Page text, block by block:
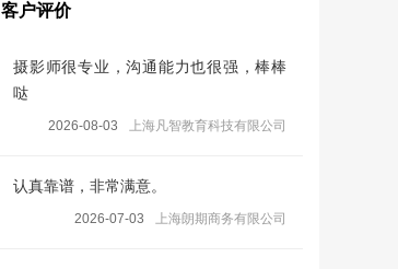
客户评价
摄影师很专业，沟通能力也很强，棒棒
哒
2026-08-03 上海凡智教育科技有限公司
认真靠谱，非常满意。
2026-07-03 上海朗期商务有限公司